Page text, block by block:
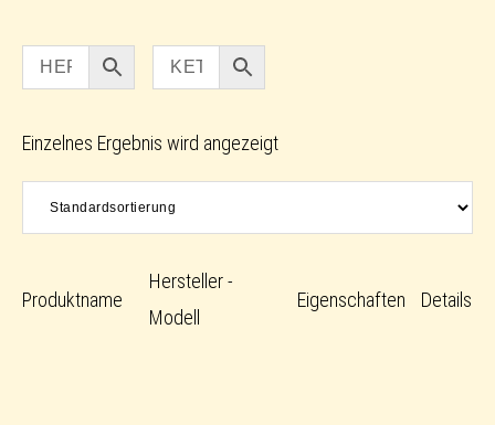
Einzelnes Ergebnis wird angezeigt
Produktname
Hersteller -
Modell
Eigenschaften Details